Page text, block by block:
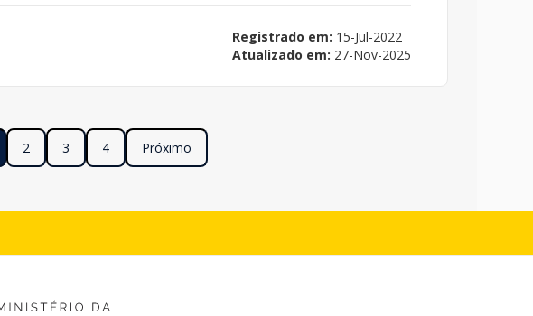
Registrado em: 15-Jul-2022
Atualizado em: 27-Nov-2025
2 3 4 Próximo